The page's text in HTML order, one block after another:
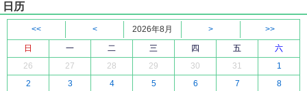
日历
<< < 2026年8月 >
>>
日
一 二 三 四 五
六
26
27 28 29 30 31
1
2
3 4 5 6 7
8